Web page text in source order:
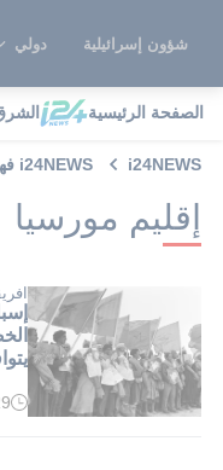
شؤون إسرائيلية دولي
الصفحة الرئيسية
i24NEWS i24NEWS فهرس علامات
إقليم مورسيا
29